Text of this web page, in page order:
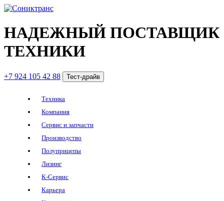
НАДЕЖНЫЙ ПОСТАВЩИК
ТЕХНИКИ
+7 924 105 42 88 Тест-драйв
Техника
Компания
Сервис и запчасти
Производство
Полуприцепы
Лизинг
К-Сервис
Карьера